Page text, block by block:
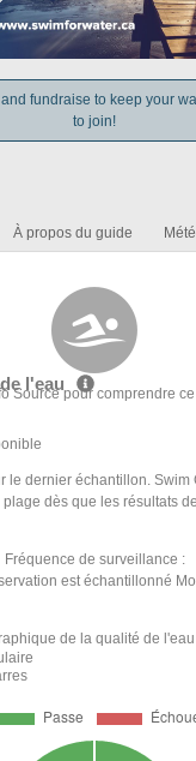
fundraise to keep your
to join!
À propos du guide
l'eau
Source pour comprendre
le dernier échantillon. Swim
dès que les résultats
Fréquence de surveillance :
est échantillonné
de la qualité de